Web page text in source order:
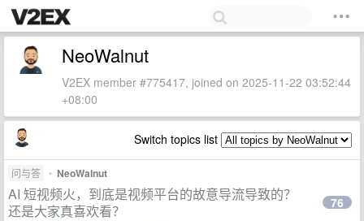
NeoWalnut
V2EX member #775417, joined on 2025-11-22 03:52:44
+08:00
Switch topics list
问与答 • NeoWalnut
AI 短视频火，到底是视频平台的故意导流导致的？
还是大家真喜欢看？
76